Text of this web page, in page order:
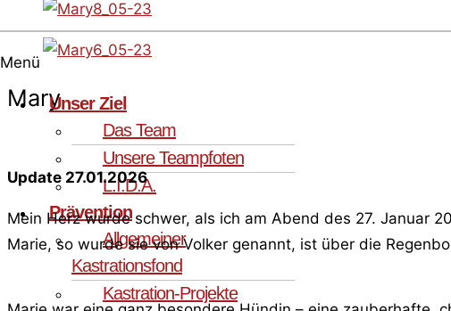
Menü
Unser Ziel
Das Team
Unsere Teampfoten
L.I.D.A.
Prävention
Allgemeiner
Kastrationsfond
Kastration-Projekte
Mary
Update 27.01.2026
Mein Herz wurde schwer, als ich am Abend des 27. Januar
Marie, so wurde sie von Volker genannt, ist über die